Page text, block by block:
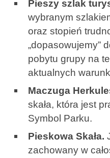
Pieszy szlak
wybranym
oraz stopień
„dopasowujemy”
pobytu grupy na
aktualnych
Maczuga
skała, która jest
Symbol Parku.
Pieskowa Skała.
zachowany w